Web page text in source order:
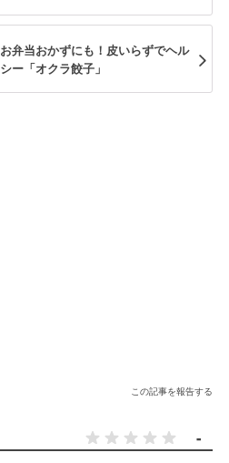
お弁当おかずにも！皮いらずでヘル
シー「オクラ餃子」
この記事を報告する
-